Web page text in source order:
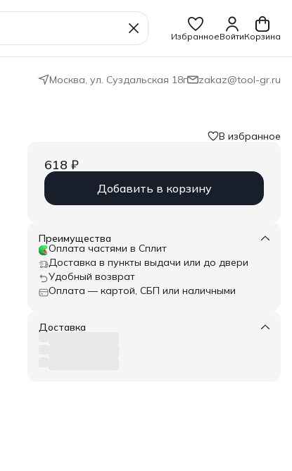
ИзбранноеВойтиКорзина
Москва, ул. Суздальская 18г zakaz@tool-gr.ru
В избранное
618 ₽
Добавить в корзину
Преимущества
Оплата частями в Сплит
Доставка в пункты выдачи или до двери
Удобный возврат
Оплата — картой, СБП или наличными
Доставка